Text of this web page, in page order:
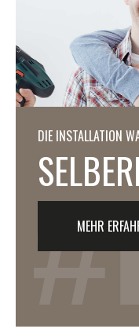
DIE INSTALLATION
MEHR